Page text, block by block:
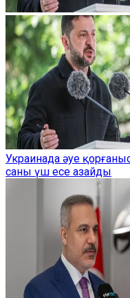
Украинада әуе
саны үш есе азайды